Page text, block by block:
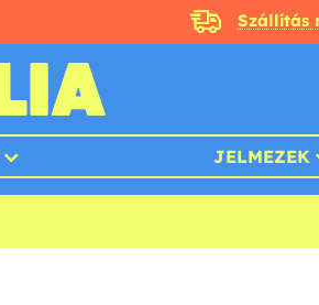
Szállítás
JELMEZEK